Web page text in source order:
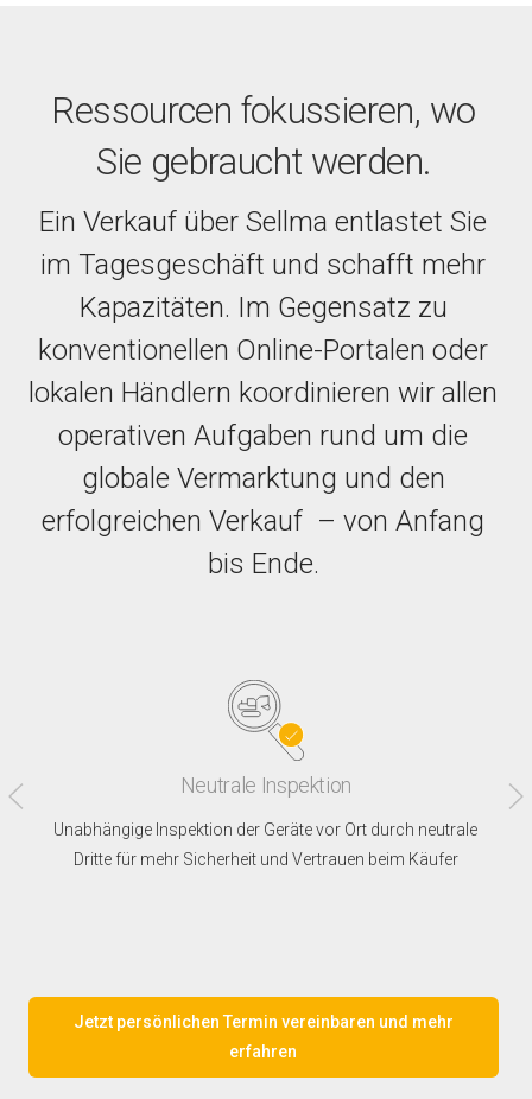
Ressourcen fokussieren, wo
Sie gebraucht werden.
Ein Verkauf über Sellma entlastet Sie
im Tagesgeschäft und schafft mehr
Kapazitäten. Im Gegensatz zu
konventionellen Online-Portalen oder
lokalen Händlern koordinieren wir allen
operativen Aufgaben rund um die
globale Vermarktung und den
erfolgreichen Verkauf – von Anfang
bis Ende.
Neutrale Inspektion
Unabhängige Inspektion der Geräte vor Ort durch neutrale
Dritte für mehr Sicherheit und Vertrauen beim Käufer
Jetzt persönlichen Termin vereinbaren und mehr
erfahren